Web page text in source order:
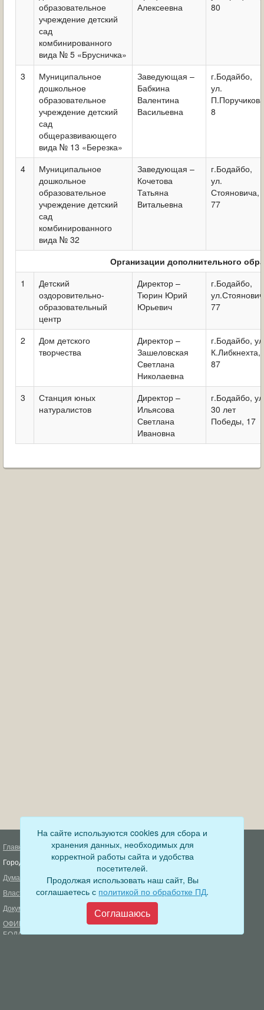
образовательное
учреждение детский
сад
комбинированного
вида № 5 «Брусничка»
Алексеевна
80
3
Муниципальное
дошкольное
образовательное
учреждение детский
сад
общеразвивающего
вида № 13 «Березка»
Заведующая –
Бабкина
Валентина
Васильевна
г.Бодайбо,
ул.
8
4
Муниципальное
дошкольное
образовательное
учреждение детский
сад
комбинированного
вида № 32
Заведующая –
Кочетова
Татьяна
Витальевна
г.Бодайбо,
ул.
Стояновича,
77
Организации дополнительного
1
Детский
оздоровительно-
образовательный
центр
Директор –
Тюрин Юрий
Юрьевич
г.Бодайбо,
77
2
Дом детского
творчества
Директор –
Зашеловская
Светлана
Николаевна
г.Бодайбо,
К.Либкнехта,
87
3
Станция юных
натуралистов
Директор –
Ильясова
Светлана
Ивановна
г.Бодайбо,
30 лет
Победы, 17
Главная
Город
Дума
Власть
Документы
ОФИЦИАЛЬНЫЙ ВЕСТНИК
БОДАЙБО
Деятельность прокуратуры
Муниципальный контроль
Меры пожарной безопасности
Муниципальные закупки
Формирование комфортной
городской среды
Фонд капитального ремонта
На сайте используются cookies для сбора и
хранения данных, необходимых для
корректной работы сайта и удобства
посетителей.
Продолжая использовать наш сайт, Вы
соглашаетесь с политикой по обработке ПД.
Соглашаюсь